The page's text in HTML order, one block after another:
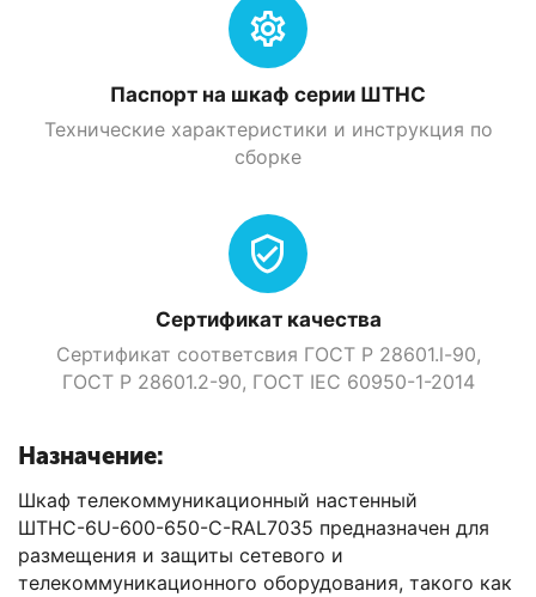
Паспорт на шкаф серии ШТНС
Технические характеристики и инструкция по
сборке
Сертификат качества
Сертификат соответсвия ГОСТ Р 28601.l-90,
ГОСТ Р 28601.2-90, ГOСТ IEC 60950-1-2014
Назначение:
Шкаф телекоммуникационный настенный
ШТНС-6U-600-650-С-RAL7035 предназначен для
размещения и защиты сетевого и
телекоммуникационного оборудования, такого как